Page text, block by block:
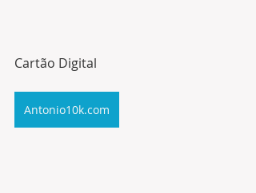
Cartão Digital
Antonio10k.com